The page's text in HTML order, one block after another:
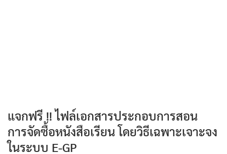
แจกฟรี !! ไฟล์เอกสารประกอบการสอน
การจัดซื้อหนังสือเรียน โดยวิธีเฉพาะเจาะจง
ในระบบ E-GP